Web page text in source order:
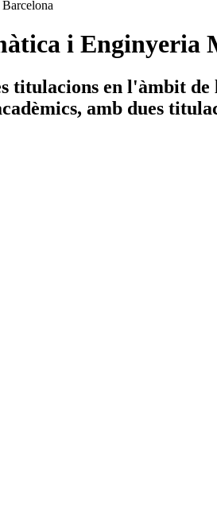
i Enginyeria
titulacions en l'àmbit
amb dues